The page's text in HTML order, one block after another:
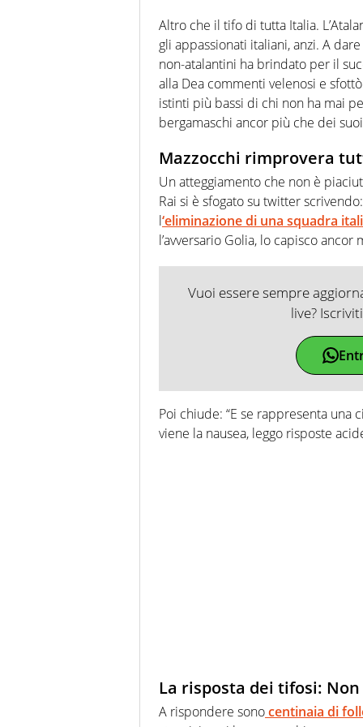
Altro che il tifo di tutta Italia.
gli appassionati italiani, anzi. A
non-atalantini ha brindato per il
alla Dea commenti velenosi e
istinti più bassi di chi non ha mai
bergamaschi ancor più che dei
Mazzocchi rimprovera
Un atteggiamento che non è
Rai si è sfogato su twitter
l‘eliminazione di una squadra
l’avversario Golia, lo capisco ancor
Vuoi essere sempre
live?
Poi chiude: “E se rappresenta
viene la nausea, leggo risposte
La risposta dei tifosi:
A rispondere sonocentinaia di